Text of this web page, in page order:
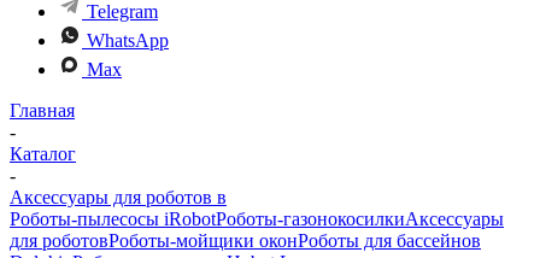
Telegram
WhatsApp
Max
Главная
-
Каталог
-
Аксессуары для роботов в
Роботы-пылесосы iRobotРоботы-газонокосилкиАксессуары
для роботовРоботы-мойщики оконРоботы для бассейнов